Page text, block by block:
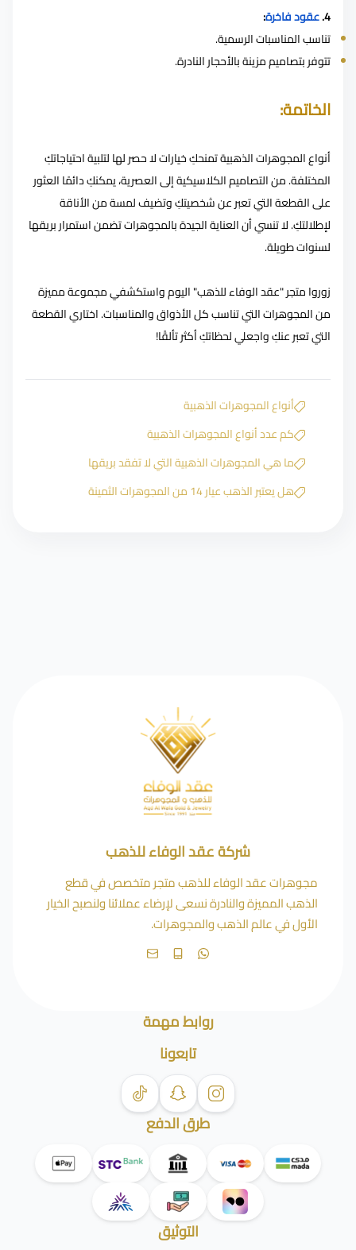
4. عقود فاخرة:
تناسب المناسبات الرسمية.
تتوفر بتصاميم مزينة بالأحجار النادرة.
الخاتمة:
أنواع المجوهرات الذهبية تمنحكِ خيارات لا حصر لها لتلبية احتياجاتكِ
المختلفة. من التصاميم الكلاسيكية إلى العصرية، يمكنكِ دائمًا العثور
على القطعة التي تعبر عن شخصيتكِ وتضيف لمسة من الأناقة
لإطلالتكِ. لا تنسي أن العناية الجيدة بالمجوهرات تضمن استمرار بريقها
لسنوات طويلة.
زوروا متجر "عقد الوفاء للذهب" اليوم واستكشفي مجموعة مميزة
من المجوهرات التي تناسب كل الأذواق والمناسبات. اختاري القطعة
التي تعبر عنكِ واجعلي لحظاتكِ أكثر تألقًا!
أنواع المجوهرات الذهبية
كم عدد أنواع المجوهرات الذهبية
ما هي المجوهرات الذهبية التي لا تفقد بريقها
هل يعتبر الذهب عيار 14 من المجوهرات الثمينة
شركة عقد الوفاء للذهب
مجوهرات عقد الوفاء للذهب متجر متخصص في قطع
الذهب المميزة والنادرة نسعى لإرضاء عملائنا ولنصبح الخيار
الأول في عالم الذهب والمجوهرات.
روابط مهمة
تابعونا
طرق الدفع
التوثيق